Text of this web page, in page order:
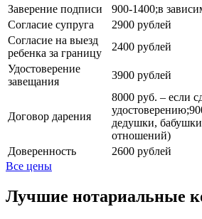
Заверение подписи
900-1400;в
Согласие супруга
2900 рублей
Согласие на выезд
ребенка за границу
2400 рублей
Удостоверение
завещания
3900 рублей
Договор дарения
8000 руб. – если
дедушки,
отношений)
Доверенность
2600 рублей
Все цены
Лучшие нотариальные